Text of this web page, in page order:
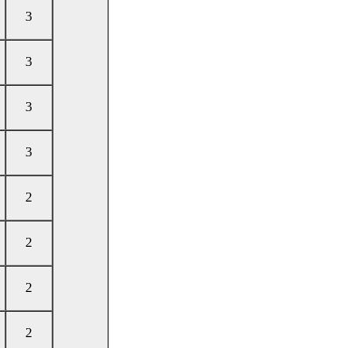
3
3
3
3
2
2
2
2